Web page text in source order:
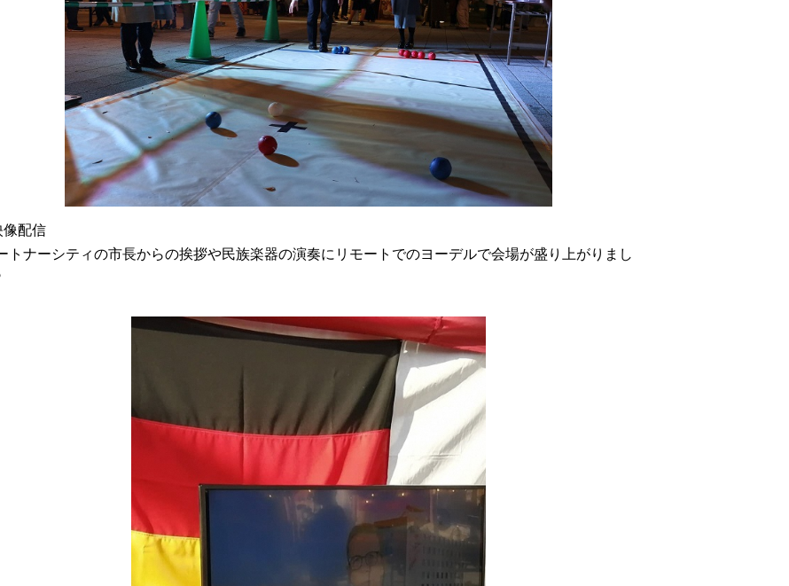
像配信
トナーシティの市長からの挨拶や民族楽器の演奏に リモートでのヨーデルで会場が盛り上がりまし